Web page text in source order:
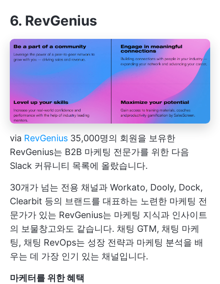
6. RevGenius
via RevGenius 35,000명의 회원을 보유한
RevGenius는 B2B 마케팅 전문가를 위한 다음
Slack 커뮤니티 목록에 올랐습니다.
30개가 넘는 전용 채널과 Workato, Dooly, Dock,
Clearbit 등의 브랜드를 대표하는 노련한 마케팅 전
문가가 있는 RevGenius는 마케팅 지식과 인사이트
의 보물창고와도 같습니다. 채팅 GTM, 채팅 마케
팅, 채팅 RevOps는 성장 전략과 마케팅 분석을 배
우는 데 가장 인기 있는 채널입니다.
마케터를 위한 혜택